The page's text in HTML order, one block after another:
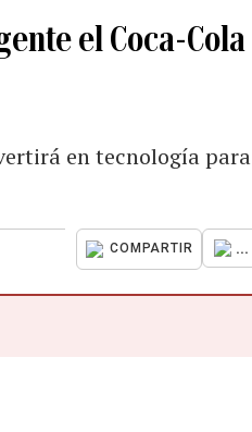
el Coca-Cola
en tecnología para
COMPARTIR ...